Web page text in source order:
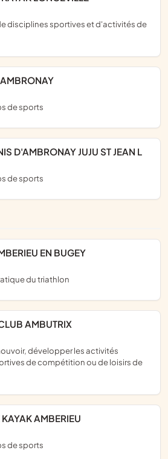
AMBRONAY
de sports
D'AMBRONAY JUJU ST JEAN L
de sports
EN BUGEY
du triathlon
AMBUTRIX
de compétition ou de loisirs de
KAYAK AMBERIEU
de sports